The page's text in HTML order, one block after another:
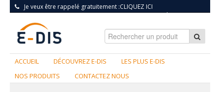
Je veux être rappelé gratuitement :CLIQUEZ ICI
S'INSCRIRE|CONNEXION
ACCUEIL DÉCOUVREZ E-DIS
LES PLUS E-DIS
NOS PRODUITS
CONTACTEZ NOUS